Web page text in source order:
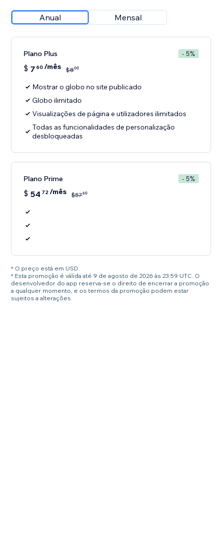
Anual Mensal
Plano Plus - 5%
$ 7 60 /mês $800
Mostrar o globo no site publicado
Globo ilimitado
Visualizações de página e utilizadores ilimitados
Todas as funcionalidades de personalização
desbloqueadas
Plano Prime - 5%
$ 54 72/mês $5760
* O preço está em USD.
* Esta promoção é válida até 9 de agosto de 2026 às 23:59 UTC. O
desenvolvedor do app reserva-se o direito de encerrar a promoção
a qualquer momento, e os termos da promoção podem estar
sujeitos a alterações.